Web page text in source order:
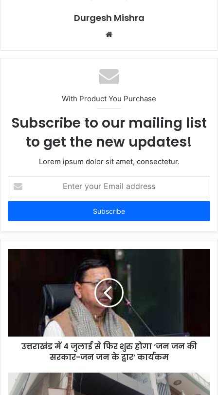
Durgesh Mishra
Website
With Product You Purchase
Subscribe to our mailing list
to get the new updates!
Lorem ipsum dolor sit amet, consectetur.
your
Email
उत्तराखंड में 4 जुलाई से फिर शुरु होगा ‘जन जन की
सरकार-जन जन के द्वार’ कार्यकम